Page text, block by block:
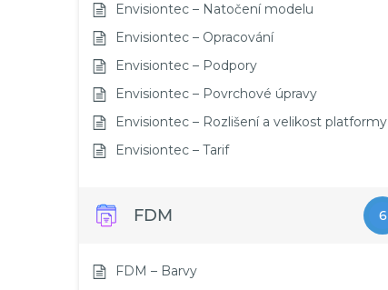
Envisiontec – Natočení modelu
Envisiontec – Opracování
Envisiontec – Podpory
Envisiontec – Povrchové úpravy
Envisiontec – Rozlišení a velikost platformy
Envisiontec – Tarif
FDM 6
FDM – Barvy